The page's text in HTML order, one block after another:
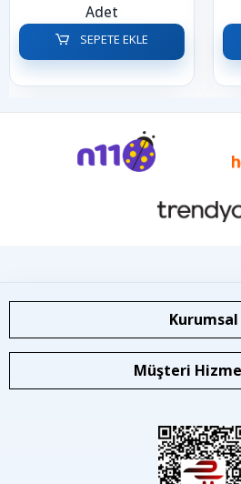
Adet
SEPETE EKLE
Kurumsal
Müşteri